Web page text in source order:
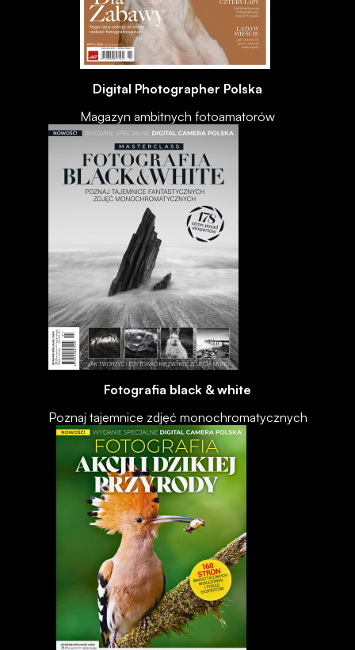
Digital Photographer Polska
Magazyn ambitnych fotoamatorów
Fotografia black & white
Poznaj tajemnice zdjęć monochromatycznych